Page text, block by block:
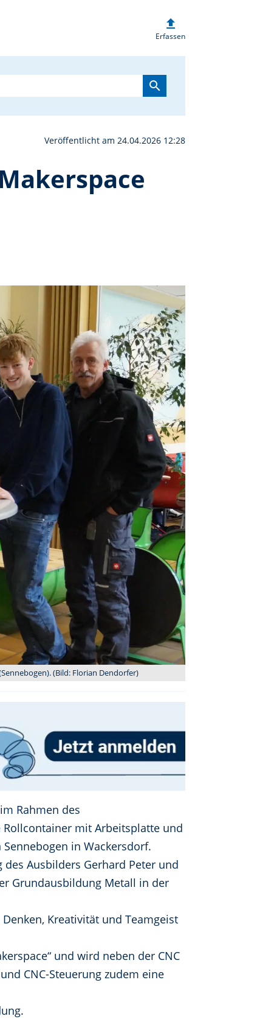
upload
Erfassen
search
Veröffentlicht am 24.04.2026 12:28
(Bild: Florian Dendorfer)
Rahmen des
Rollcontainer mit Arbeitsplatte und
in Wackersdorf.
Ausbilders Gerhard Peter und
Grundausbildung Metall in der
Kreativität und Teamgeist
und wird neben der CNC
CNC-Steuerung zudem eine